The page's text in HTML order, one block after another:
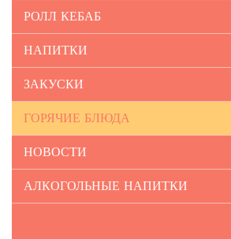
РОЛЛ КЕБАБ
НАПИТКИ
ЗАКУСКИ
ГОРЯЧИЕ БЛЮДА
НОВОСТИ
АЛКОГОЛЬНЫЕ НАПИТКИ